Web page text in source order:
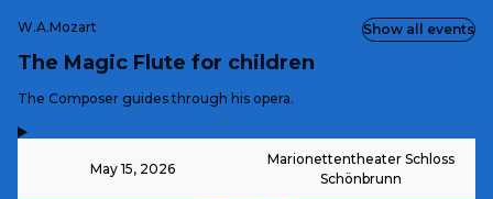
W.A.Mozart
The Magic Flute for children
-The Composer guides through his opera.
May 15, 2026
Marionettentheater Schloss
Schönbrunn
Show all events